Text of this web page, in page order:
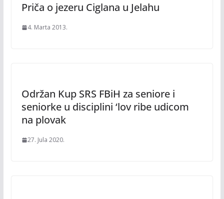
Priča o jezeru Ciglana u Jelahu
4. Marta 2013.
Održan Kup SRS FBiH za seniore i
seniorke u disciplini ‘lov ribe udicom
na plovak
27. Jula 2020.